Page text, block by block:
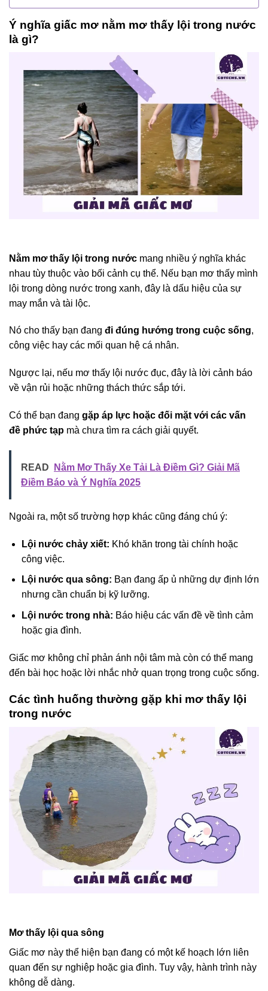
Ý nghĩa giấc mơ nằm mơ thấy lội trong nước
là gì?
Nằm mơ thấy lội trong nước mang nhiều ý nghĩa khác
nhau tùy thuộc vào bối cảnh cụ thể. Nếu bạn mơ thấy mình
lội trong dòng nước trong xanh, đây là dấu hiệu của sự
may mắn và tài lộc.
Nó cho thấy bạn đang đi đúng hướng trong cuộc sống,
công việc hay các mối quan hệ cá nhân.
Ngược lại, nếu mơ thấy lội nước đục, đây là lời cảnh báo
về vận rủi hoặc những thách thức sắp tới.
Có thể bạn đang gặp áp lực hoặc đối mặt với các vấn
đề phức tạp mà chưa tìm ra cách giải quyết.
READ
Nằm Mơ Thấy Xe Tải Là Điềm Gì? Giải Mã
Điềm Báo và Ý Nghĩa 2025
Ngoài ra, một số trường hợp khác cũng đáng chú ý:
Lội nước chảy xiết: Khó khăn trong tài chính hoặc
công việc.
Lội nước qua sông: Bạn đang ấp ủ những dự định lớn
nhưng cần chuẩn bị kỹ lưỡng.
Lội nước trong nhà: Báo hiệu các vấn đề về tình cảm
hoặc gia đình.
Giấc mơ không chỉ phản ánh nội tâm mà còn có thể mang
đến bài học hoặc lời nhắc nhở quan trọng trong cuộc sống.
Các tình huống thường gặp khi mơ thấy lội
trong nước
Mơ thấy lội qua sông
Giấc mơ này thể hiện bạn đang có một kế hoạch lớn liên
quan đến sự nghiệp hoặc gia đình. Tuy vậy, hành trình này
không dễ dàng.